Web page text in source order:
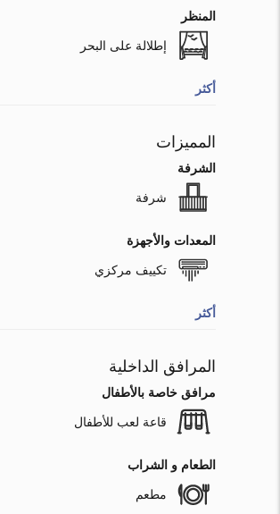
المنظر
إطلالة على البحر
أكثر
المميزات
الشرفة
شرفة
المعدات والأجهزة
تكييف مركزي
أكثر
المرافق الداخلية
مرافق خاصة بالأطفال
قاعة لعب للأطفال
الطعام و الشراب
مطعم